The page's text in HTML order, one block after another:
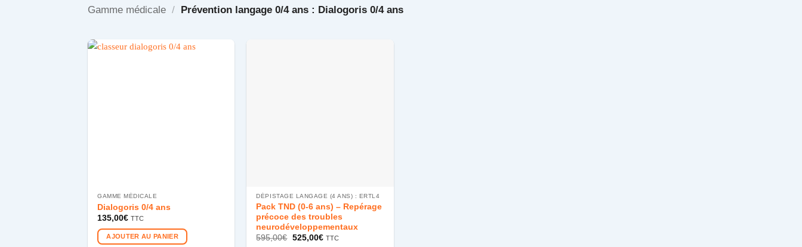
Gamme médicale / Prévention langage 0/4 ans : Dialogoris 0/4 ans
GAMME MÉDICALE
Dialogoris 0/4 ans
135,00€ TTC
AJOUTER AU PANIER
DÉPISTAGE LANGAGE (4 ANS) : ERTL4
Pack TND (0-6 ans) – Repérage
précoce des troubles
neurodéveloppementaux
595,00€ Le
525,00€Le
TTC